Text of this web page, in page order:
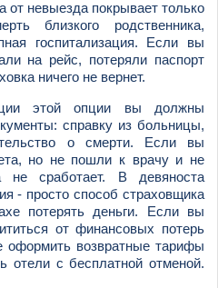
от невыезда покрывает только
близкого родственника,
госпитализация. Если вы
на рейс, потеряли паспорт
ничего не вернет.
этой опции вы должны
справку из больницы,
о смерти. Если вы
но не пошли к врачу и не
не сработает. В девяноста
- просто способ страховщика
потерять деньги. Если вы
от финансовых потерь
оформить возвратные тарифы
отели с бесплатной отменой.